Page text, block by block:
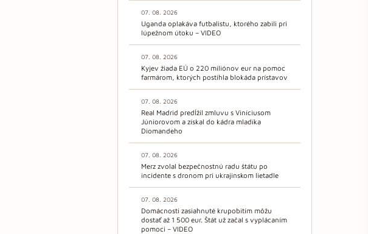
07. 08. 2026
Uganda oplakáva futbalistu, ktorého zabili pri
lúpežnom útoku – VIDEO
07. 08. 2026
Kyjev žiada EÚ o 220 miliónov eur na pomoc
farmárom, ktorých postihla blokáda prístavov
07. 08. 2026
Real Madrid predĺžil zmluvu s Viníciusom
Júniorovom a získal do kádra mladíka
Diomandeho
07. 08. 2026
Merz zvolal bezpečnostnú radu štátu po
incidente s dronom pri ukrajinskom lietadle
07. 08. 2026
Domácnosti zasiahnuté krupobitím môžu
dostať až 1 500 eur. Štát už začal s vyplácaním
pomoci – VIDEO